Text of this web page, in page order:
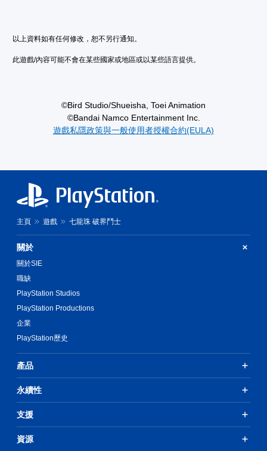
以上資料如有任何修改，恕不另行通知。
此遊戲/內容可能不會在某些國家或地區或以某些語言提供。
©Bird Studio/Shueisha, Toei Animation
©Bandai Namco Entertainment Inc.
遊戲私隱政策與一般使用者授權合約(EULA)
主頁 遊戲 七龍珠 破界鬥士
關於
關於SIE
職缺
PlayStation Studios
PlayStation Productions
企業
PlayStation歷史
產品
永續性
支援
資源